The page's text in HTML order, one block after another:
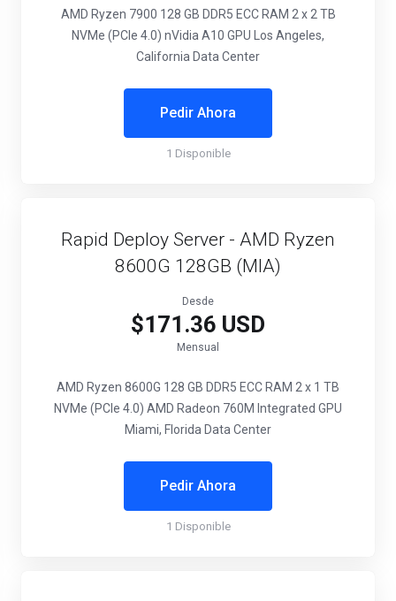
AMD Ryzen 7900 128 GB DDR5 ECC RAM 2 x 2 TB
NVMe (PCIe 4.0) nVidia A10 GPU Los Angeles,
California Data Center
Pedir Ahora
1 Disponible
Rapid Deploy Server - AMD Ryzen
8600G 128GB (MIA)
Desde
$171.36 USD
Mensual
AMD Ryzen 8600G 128 GB DDR5 ECC RAM 2 x 1 TB
NVMe (PCIe 4.0) AMD Radeon 760M Integrated GPU
Miami, Florida Data Center
Pedir Ahora
1 Disponible